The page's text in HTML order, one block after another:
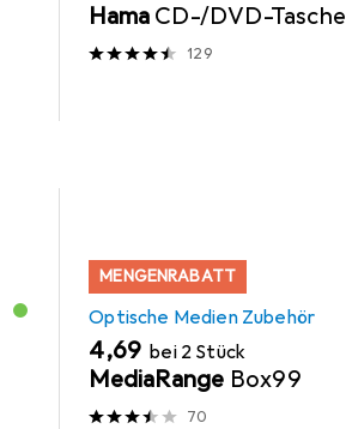
Hama CD-/DVD-Tasche
129
MENGENRABATT
Optische Medien Zubehör
EUR
4,69 bei 2 Stück
MediaRange Box99
70